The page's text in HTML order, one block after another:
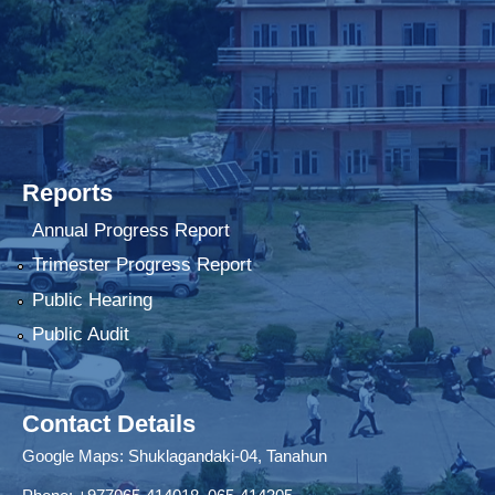
Reports
Annual Progress Report
Trimester Progress Report
Public Hearing
Public Audit
Contact Details
Google Maps: Shuklagandaki-04, Tanahun